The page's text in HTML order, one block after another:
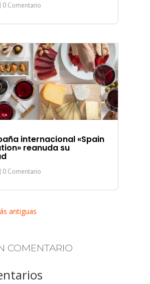
| 0 Comentario
internacional «Spain
reanuda su
| 0 Comentario
antiguas
COMENTARIO